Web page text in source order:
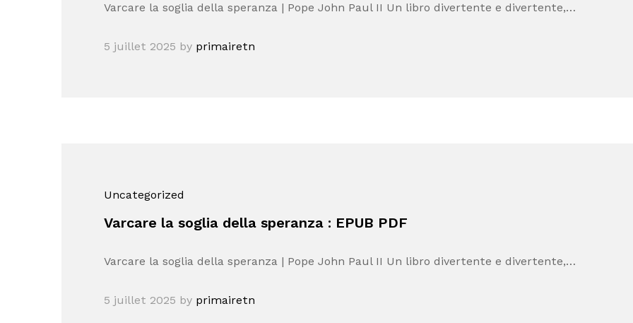
Varcare la soglia della speranza | Pope John Paul II Un libro divertente e divertente,…
5 juillet 2025 by primairetn
Uncategorized
Varcare la soglia della speranza : EPUB PDF
Varcare la soglia della speranza | Pope John Paul II Un libro divertente e divertente,…
5 juillet 2025 by primairetn